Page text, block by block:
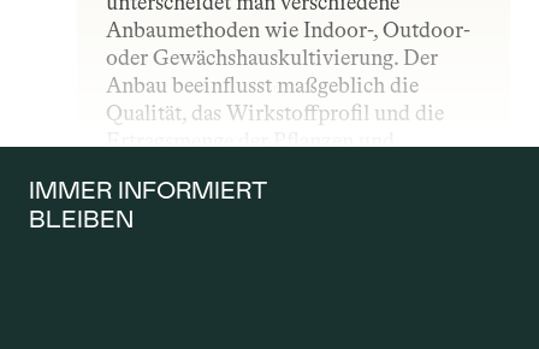
Anbaumethoden wie Indoor-, Outdoor-
oder Gewächshauskultivierung. Der
Anbau beeinflusst maßgeblich die
Qualität, das Wirkstoffprofil und die
Ertragsmenge der Pflanzen und
medizinischen Bereich – strengen
gesetzlichen und qualitativen Vorgaben.
IMMER INFORMIERT
BLEIBEN